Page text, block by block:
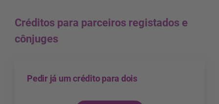
Créditos para parceiros registados e
cônjuges
Pedir já um crédito para dois